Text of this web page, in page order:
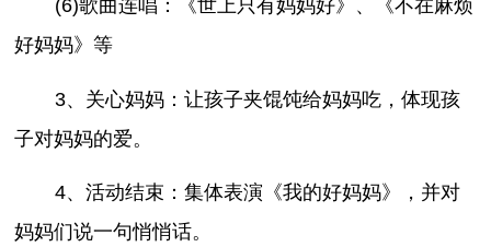
(6)歌曲连唱：《世上只有妈妈好》、《不在麻烦
好妈妈》等
3、关心妈妈：让孩子夹馄饨给妈妈吃，体现孩
子对妈妈的爱。
4、活动结束：集体表演《我的好妈妈》，并对
妈妈们说一句悄悄话。